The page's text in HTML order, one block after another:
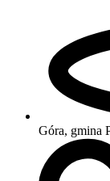
Góra, gmina